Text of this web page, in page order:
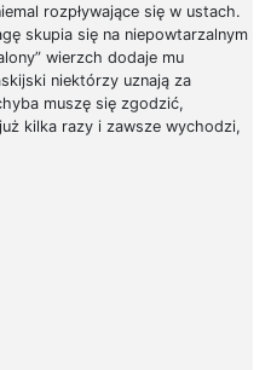
rozpływające się w ustach.
skupia się na niepowtarzalnym
wierzch dodaje mu
niektórzy uznają za
muszę się zgodzić,
kilka razy i zawsze wychodzi,